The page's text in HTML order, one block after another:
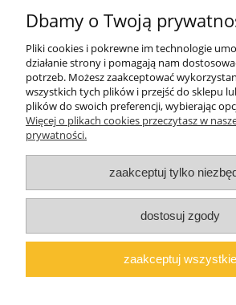
Pomoc
O firmie
Polski producent mebli ALMER MEBLE |
Radomsko, woj. łódzkie | NIP:
marcin@almermeble.pl|
Dbamy o Twoją
Pliki cookies i pokrewne im technologie
działanie strony i pomagają nam
potrzeb. Możesz zaakceptować
wszystkich tych plików i przejść do sklepu
plików do swoich preferencji, wybierając
Więcej o plikach cookies przeczytasz w
prywatności.
zaakceptuj tylko
dostosuj zgody
zaakceptuj wszystkie